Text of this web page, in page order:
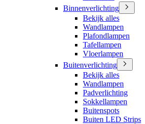
Binnenverlichting
Bekijk alles
Wandlampen
Plafondlampen
Tafellampen
Vloerlampen
Buitenverlichting
Bekijk alles
Wandlampen
Padverlichting
Sokkellampen
Buitenspots
Buiten LED Strips